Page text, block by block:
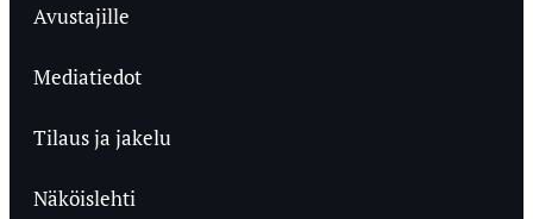
Avustajille
Mediatiedot
Tilaus ja jakelu
Näköislehti